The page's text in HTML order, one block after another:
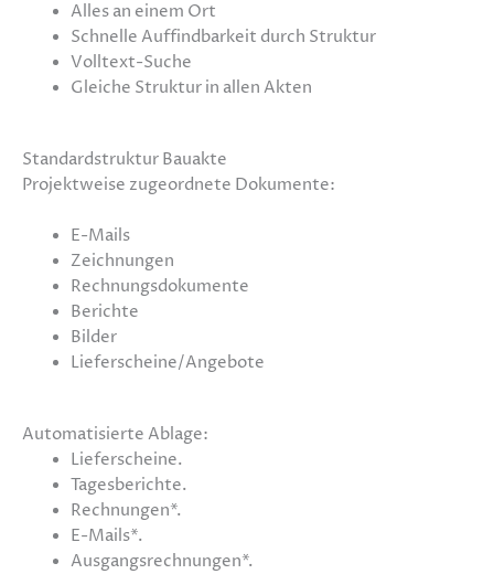
Alles an einem Ort
Schnelle Auffindbarkeit durch Struktur
Volltext-Suche
Gleiche Struktur in allen Akten
Standardstruktur Bauakte
Projektweise zugeordnete Dokumente:
E-Mails
Zeichnungen
Rechnungsdokumente
Berichte
Bilder
Lieferscheine/Angebote
Automatisierte Ablage:
Lieferscheine.
Tagesberichte.
Rechnungen*.
E-Mails*.
Ausgangsrechnungen*.